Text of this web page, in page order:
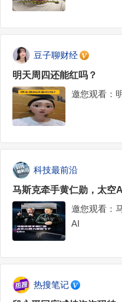
豆子聊财经
明天周四还能红吗？
邀您观看：
科技最前沿
马斯克牵手黄仁勋，太空
邀您观看：
AI
热搜笔记